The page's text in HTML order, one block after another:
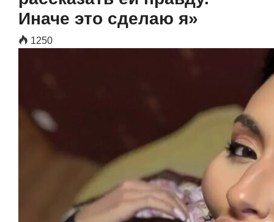
Иначе это сделаю я»
1250